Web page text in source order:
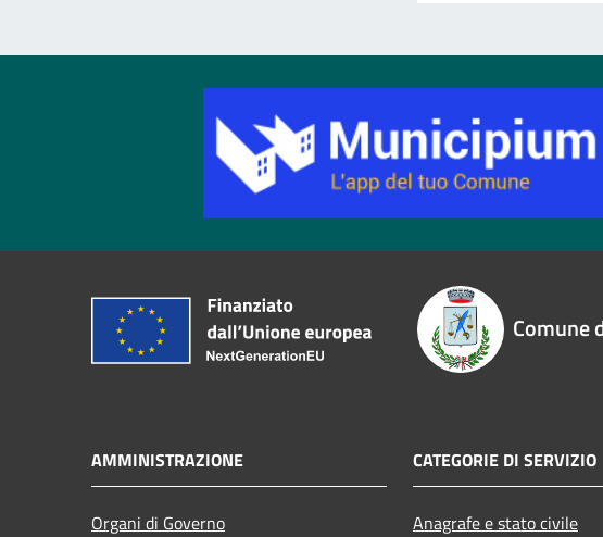
Comune
AMMINISTRAZIONE
Organi di Governo
CATEGORIE DI SERVIZIO
Anagrafe e stato civile